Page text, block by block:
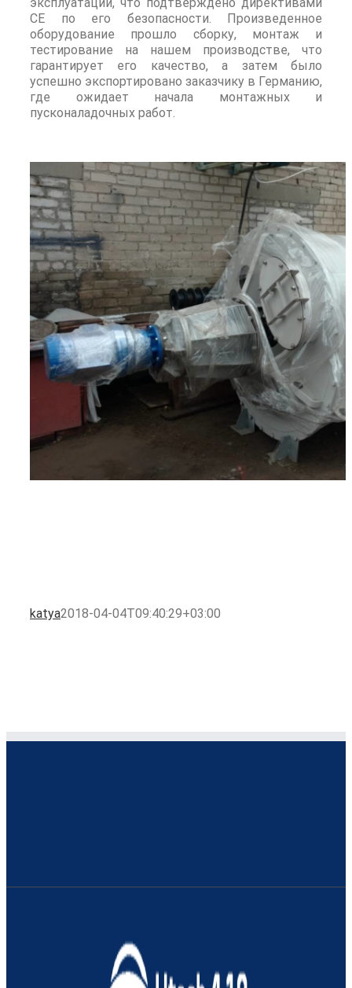
СЕ по его безопасности. Произведенное
оборудование прошло сборку, монтаж и
тестирование на нашем производстве, что
гарантирует его качество, а затем было
успешно экспортировано заказчику в Германию,
где ожидает начала монтажных и
пусконаладочных работ.
katya2018-04-04T09:40:29+03:00